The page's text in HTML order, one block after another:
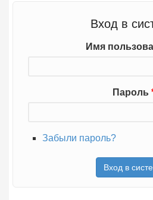
Вход в
Имя
Пароль
Забыли пароль?